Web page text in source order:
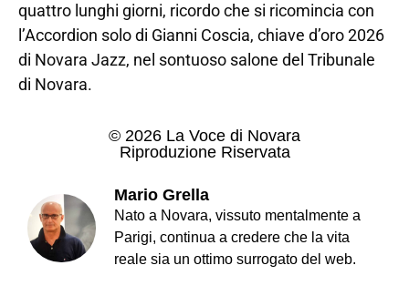
quattro lunghi giorni, ricordo che si ricomincia con
l’Accordion solo di Gianni Coscia, chiave d’oro 2026
di Novara Jazz, nel sontuoso salone del Tribunale
di Novara.
© 2026 La Voce di Novara
Riproduzione Riservata
Mario Grella
Nato a Novara, vissuto mentalmente a
Parigi, continua a credere che la vita
reale sia un ottimo surrogato del web.